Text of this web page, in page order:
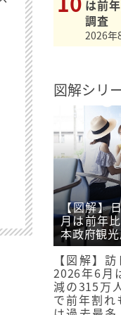
は前
調査
2026年
図解シリ
【図解】
月は前年
本政府観光
【図解】
2026年6月
減の315万
で前年割れ